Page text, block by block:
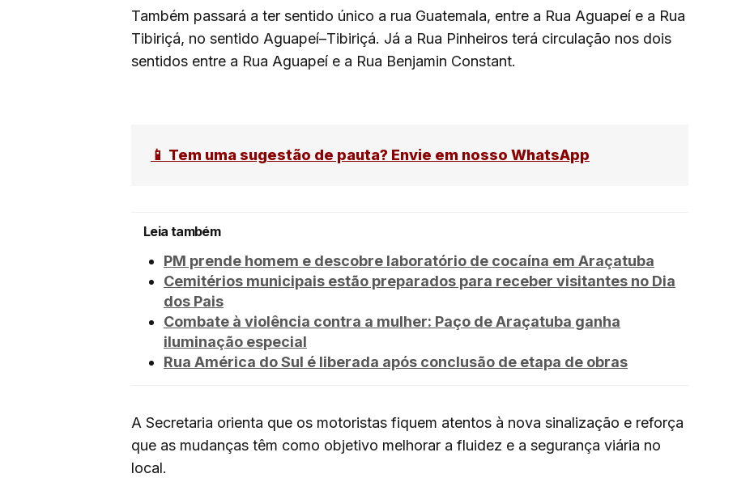
Também passará a ter sentido único a rua Guatemala, entre a Rua Aguapeí e a Rua
Tibiriçá, no sentido Aguapeí–Tibiriçá. Já a Rua Pinheiros terá circulação nos dois
sentidos entre a Rua Aguapeí e a Rua Benjamin Constant.
📱 Tem uma sugestão de pauta? Envie em nosso WhatsApp
Leia também
PM prende homem e descobre laboratório de cocaína em Araçatuba
Cemitérios municipais estão preparados para receber visitantes no Dia
dos Pais
Combate à violência contra a mulher: Paço de Araçatuba ganha
iluminação especial
Rua América do Sul é liberada após conclusão de etapa de obras
A Secretaria orienta que os motoristas fiquem atentos à nova sinalização e reforça
que as mudanças têm como objetivo melhorar a fluidez e a segurança viária no
local.